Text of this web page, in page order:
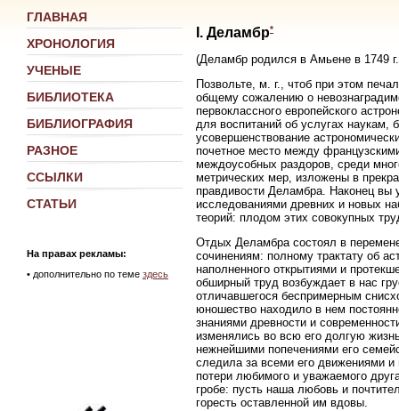
ГЛАВНАЯ
ХРОНОЛОГИЯ
УЧЕНЫЕ
БИБЛИОТЕКА
БИБЛИОГРАФИЯ
РАЗНОЕ
ССЫЛКИ
СТАТЬИ
На правах рекламы:
• дополнительно по теме здесь
I. Деламбр*
(Деламбр родился в Амьене в 1749
Позвольте, м. г., чтоб при этом
общему сожалению о
первоклассного европейского
для воспитаний об услугах наукам,
усовершенствование
почетное место между
междоусобных раздоров, среди
метрических мер, изложены в
правдивости Деламбра. Наконец вы
исследованиями древних и новых
теорий: плодом этих совокупных
Отдых Деламбра состоял в
сочинениям: полному трактату об
наполненного открытиями и
обширный труд возбуждает в нас
отличавшегося беспримерным
юношество находило в нем
знаниями древности и
изменялись во всю его долгую
нежнейшими попечениями его
следила за всеми его движениями
потери любимого и уважаемого
гробе: пусть наша любовь и
горесть оставленной им вдовы.